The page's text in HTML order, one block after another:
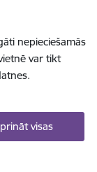
nepieciešamās
var tikt
visas